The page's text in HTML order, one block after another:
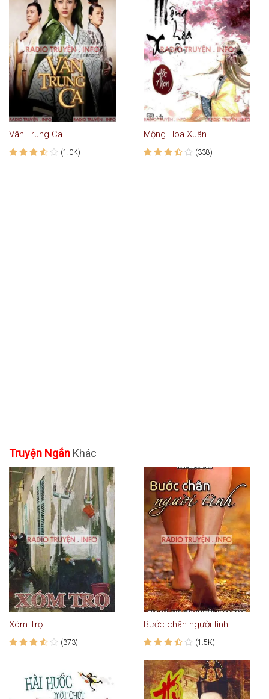
Vân Trung Ca
(1.0K)
Mộng Hoa Xuân
(338)
Truyện Ngắn Khác
Xóm Trọ
(373)
Bước chân người tình
(1.5K)